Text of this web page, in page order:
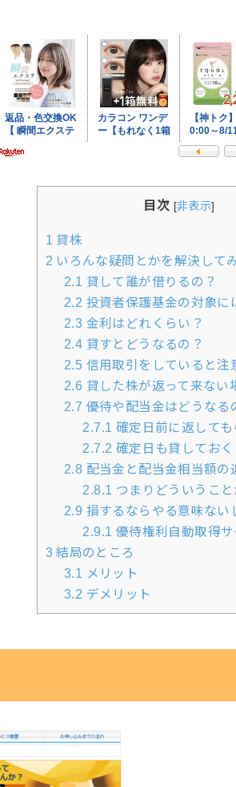
目次 [非表示]
1 貸株
2 いろんな疑問とかを解決して
2.1 貸して誰が借りるの？
2.2 投資者保護基金の対象に
2.3 金利はどれくらい？
2.4 貸すとどうなるの？
2.5 信用取引をしていると注
2.6 貸した株が返って来ない
2.7 優待や配当金はどうなる
2.7.1 確定日前に返しても
2.7.2 確定日も貸しておく
2.8 配当金と配当金相当額の
2.8.1 つまりどういうこと
2.9 損するならやる意味ない
2.9.1 優待権利自動取得
3結局のところ
3.1 メリット
3.2 デメリット